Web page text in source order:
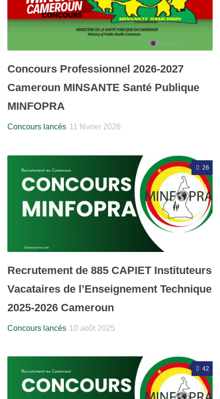
Concours Professionnel 2026-2027
Cameroun MINSANTE Santé Publique
MINFOPRA
Concours lancés 11 février 2026
26
Recrutement de 885 CAPIET Instituteurs
Vacataires de l’Enseignement Technique
2025-2026 Cameroun
Concours lancés 10 août 2025
42